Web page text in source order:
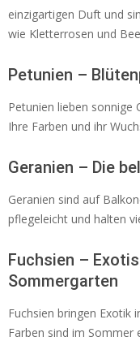
einzigartigen Duft und
wie Kletterrosen und
Petunien –
Petunien lieben sonnige
Ihre Farben und ihr
Geranien – Die
Geranien sind auf
pflegeleicht und halten
Fuchsien –
Sommergarten
Fuchsien bringen Exotik
Farben sind im Sommer